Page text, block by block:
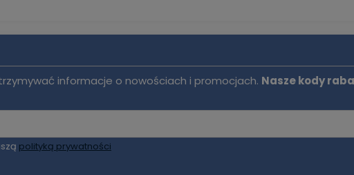
informacje o nowościach i promocjach. Nasze kody
polityką prywatności